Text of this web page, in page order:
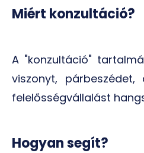
Miért konzultáció?
A "konzultáció"
viszonyt,
felelősségvállalást
Hogyan segít?